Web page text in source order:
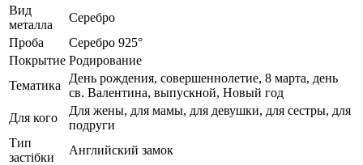
Вид
металла
Серебро
Проба
Серебро 925°
Покрытие Родирование
Тематика
День рождения, совершеннолетие, 8 марта, день
св. Валентина, выпускной, Новый год
Для кого
Для жены, для мамы, для девушки, для сестры, для
подруги
Тип
застібки
Английский замок